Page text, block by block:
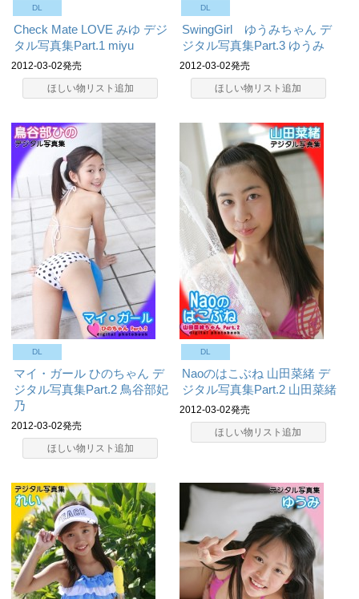
DL
Check Mate LOVE みゆ デジ
タル写真集Part.1 miyu
2012-03-02発売
ほしい物リスト追加
DL
SwingGirl ゆうみちゃん デ
ジタル写真集Part.3 ゆうみ
2012-03-02発売
ほしい物リスト追加
DL
マイ・ガール ひのちゃん デ
ジタル写真集Part.2 鳥谷部妃
乃
2012-03-02発売
ほしい物リスト追加
DL
Naoのはこぶね 山田菜緒 デ
ジタル写真集Part.2 山田菜緒
2012-03-02発売
ほしい物リスト追加